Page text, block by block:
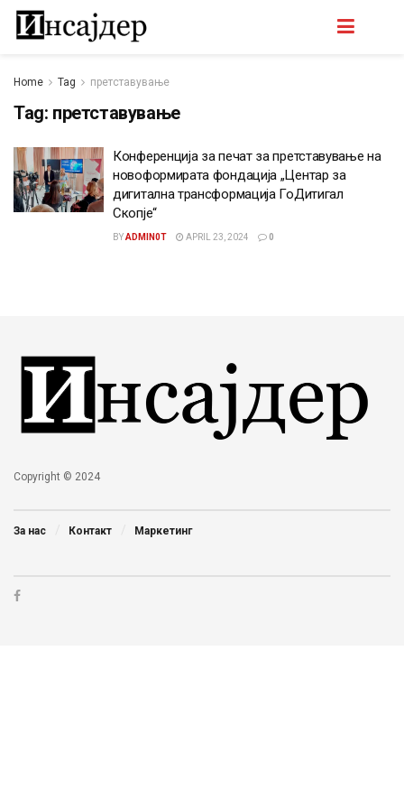
Home Tag претставување
Tag: претставување
Конференција за печат за претставување на
новоформирата фондација „Центар за
дигитална трансформација ГоДитигал
Скопје“
BYADMIN0T APRIL 23, 2024 0
Copyright © 2024
За нас Контакт Маркетинг